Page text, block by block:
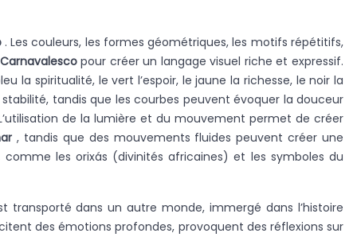
. Les couleurs, les formes géométriques, les motifs répétitifs,
Carnavalescopour créer un langage visuel riche et expressif.
la spiritualité, le vert l’espoir, le jaune la richesse, le noir la
tandis que les courbes peuvent évoquer la douceur
de la lumière et du mouvement permet de créer
, tandis que des mouvements fluides peuvent créer une
les orixás (divinités africaines) et les symboles du
transporté dans un autre monde, immergé dans l’histoire
des émotions profondes, provoquent des réflexions sur